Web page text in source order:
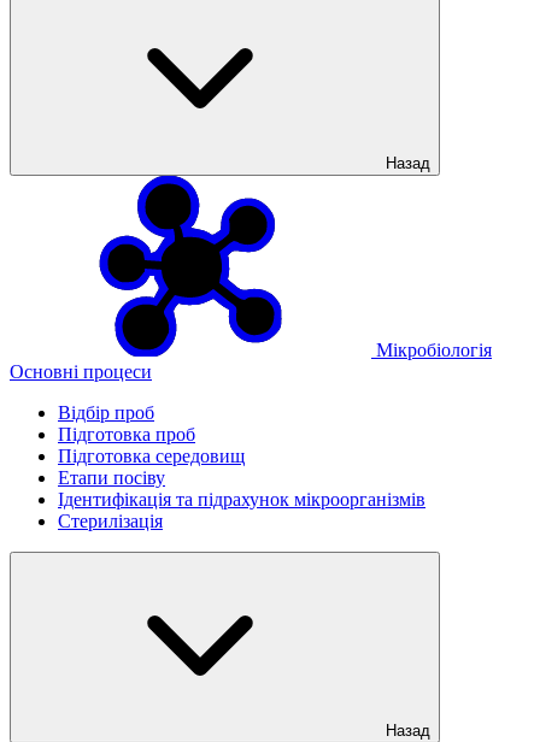
Назад
Мікробіологія
Основні процеси
Відбір проб
Підготовка проб
Підготовка середовищ
Етапи посіву
Ідентифікація та підрахунок мікроорганізмів
Стерилізація
Назад